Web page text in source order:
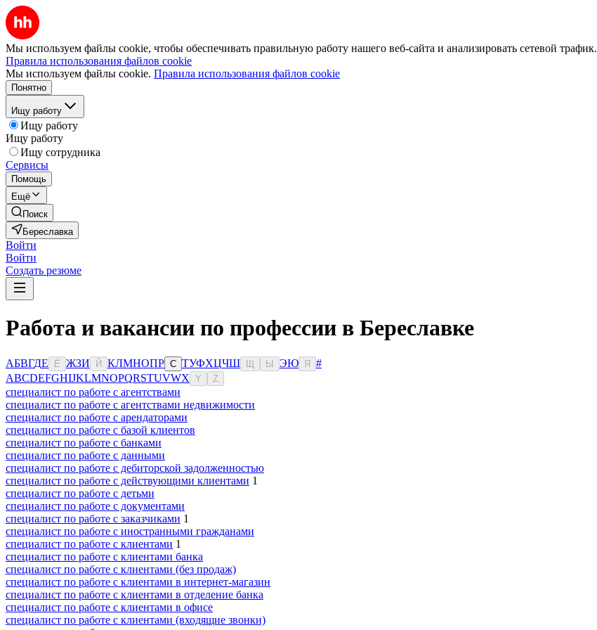
Мы используем файлы cookie, чтобы обеспечивать правильную работу нашего веб-сайта и анализировать сетевой трафик.
Правила использования файлов cookie
Мы используем файлы cookie. Правила использования файлов cookie
Понятно
Ищу работу
Ищу работу
Ищу работу
Ищу сотрудника
Сервисы
Помощь
Ещё
Поиск
Береславка
Войти
Войти
Создать резюме
Работа и вакансии по профессии в Береславке
АБВГДЕ Ё ЖЗИ Й КЛМНОПР С ТУФХЦЧШ Ы ЭЮ Я
#
ABCDEFGHIJKLMNOPQRSTUVWX Y Z
специалист по работе с агентствами
специалист по работе с агентствами недвижимости
специалист по работе с арендаторами
специалист по работе с базой клиентов
специалист по работе с банками
специалист по работе с данными
специалист по работе с дебиторской задолженностью
специалист по работе с действующими клиентами 1
специалист по работе с детьми
специалист по работе с документами
специалист по работе с заказчиками 1
специалист по работе с иностранными гражданами
специалист по работе с клиентами 1
специалист по работе с клиентами банка
специалист по работе с клиентами (без продаж)
специалист по работе с клиентами в интернет-магазин
специалист по работе с клиентами в отделение банка
специалист по работе с клиентами в офисе
специалист по работе с клиентами (входящие звонки)